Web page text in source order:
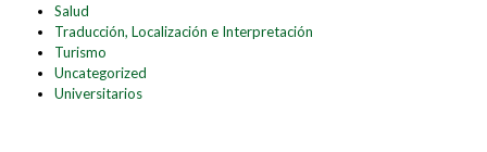
Salud
Traducción, Localización e Interpretación
Turismo
Uncategorized
Universitarios